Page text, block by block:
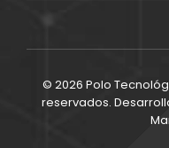
© 2026 Polo
reservados.